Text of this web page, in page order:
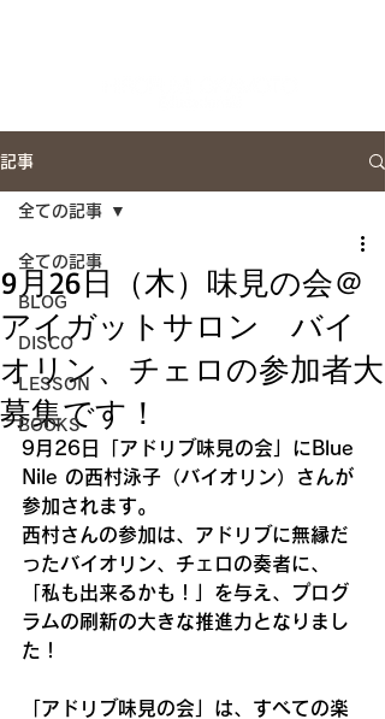
記事
全ての記事
BLOG
DISCO
LESSON
BOOKS
全ての記事
9月26日（木）味見の会＠
アイガットサロン バイ
オリン、チェロの参加者大
募集です！
9月26日「アドリブ味見の会」にBlue
Nile の西村泳子（バイオリン）さんが
参加されます。
西村さんの参加は、アドリブに無縁だ
ったバイオリン、チェロの奏者に、
「私も出来るかも！」を与え、プログ
ラムの刷新の大きな推進力となりまし
た！
「アドリブ味見の会」は、すべての楽